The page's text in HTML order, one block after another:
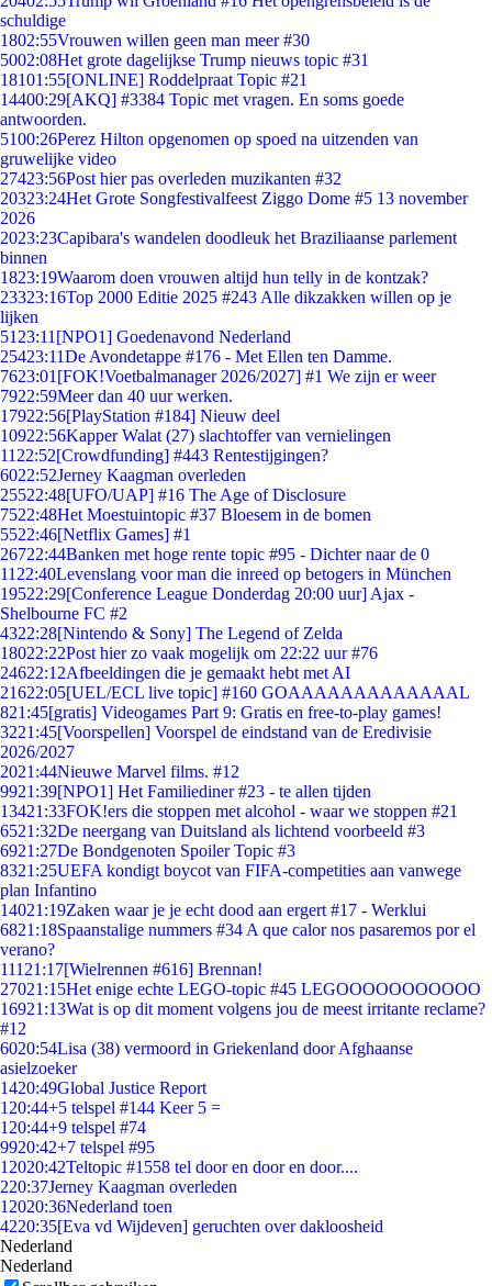
schuldige
1802:55Vrouwen willen geen man meer #30
5002:08Het grote dagelijkse Trump nieuws topic #31
18101:55[ONLINE] Roddelpraat Topic #21
14400:29[AKQ] #3384 Topic met vragen. En soms goede
antwoorden.
5100:26Perez Hilton opgenomen op spoed na uitzenden van
gruwelijke video
27423:56Post hier pas overleden muzikanten #32
20323:24Het Grote Songfestivalfeest Ziggo Dome #5 13 november
2026
2023:23Capibara's wandelen doodleuk het Braziliaanse parlement
binnen
1823:19Waarom doen vrouwen altijd hun telly in de kontzak?
23323:16Top 2000 Editie 2025 #243 Alle dikzakken willen op je
lijken
51 23:11 [NPO1] Goedenavond Nederland
25423:11De Avondetappe #176 - Met Ellen ten Damme.
7623:01 [FOK!Voetbalmanager 2026/2027] #1 We zijn er weer
7922:59Meer dan 40 uur werken.
17922:56[PlayStation #184] Nieuw deel
10922:56Kapper Walat (27) slachtoffer van vernielingen
11 22:52[Crowdfunding] #443 Rentestijgingen?
6022:52Jerney Kaagman overleden
25522:48[UFO/UAP] #16 The Age of Disclosure
7522:48Het Moestuintopic #37 Bloesem in de bomen
5522:46[Netflix Games] #1
26722:44Banken met hoge rente topic #95 - Dichter naar de 0
11 22:40Levenslang voor man die inreed op betogers in München
19522:29[Conference League Donderdag 20:00 uur] Ajax -
Shelbourne FC #2
4322:28[Nintendo & Sony] The Legend of Zelda
18022:22Post hier zo vaak mogelijk om 22:22 uur #76
24622:12Afbeeldingen die je gemaakt hebt met AI
21622:05[UEL/ECL live topic] #160 GOAAAAAAAAAAAAAL
821:45[gratis] Videogames Part 9: Gratis en free-to-play games!
3221:45[Voorspellen] Voorspel de eindstand van de Eredivisie
2026/2027
2021:44Nieuwe Marvel films. #12
9921:39[NPO1] Het Familiediner #23 - te allen tijden
13421:33FOK!ers die stoppen met alcohol - waar we stoppen #21
6521:32De neergang van Duitsland als lichtend voorbeeld #3
6921:27De Bondgenoten Spoiler Topic #3
8321:25UEFA kondigt boycot van FIFA-competities aan vanwege
plan Infantino
14021:19Zaken waar je je echt dood aan ergert #17 - Werklui
6821:18Spaanstalige nummers #34 A que calor nos pasaremos por el
verano?
111 21:17[Wielrennen #616] Brennan!
27021:15Het enige echte LEGO-topic #45 LEGOOOOOOOOOOO
16921:13Wat is op dit moment volgens jou de meest irritante reclame?
#12
6020:54Lisa (38) vermoord in Griekenland door Afghaanse
asielzoeker
1420:49Global Justice Report
1 20:44+5 telspel #144 Keer 5 =
1 20:44+9 telspel #74
9920:42+7 telspel #95
12020:42Teltopic #1558 tel door en door en door....
220:37Jerney Kaagman overleden
12020:36Nederland toen
4220:35[Eva vd Wijdeven] geruchten over dakloosheid
Nederland
Nederland